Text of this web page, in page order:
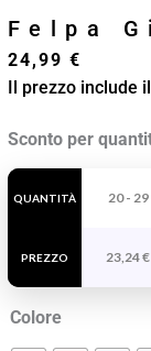
Felpa
24,99 €
Il prezzo include
Sconto per
QUANTITÀ
PREZZO
20 - 29
23,24€
Colore
Felpa
Girocollo
Batian